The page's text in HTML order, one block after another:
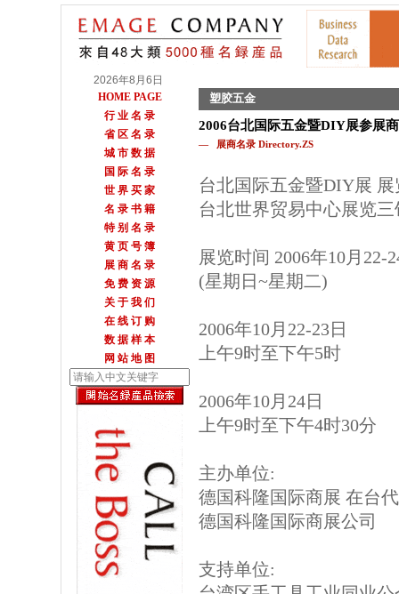
2026年8月6日
HOME PAGE
行 业 名 录
省 区 名 录
城 市 数 据
国 际 名 录
世 界 买 家
名 录 书 籍
特 别 名 录
黄 页 号 簿
展 商 名 录
免 费 资 源
关 于 我 们
在 线 订 购
数 据 样 本
网 站 地 图
塑胶五金
2006台北国际五金暨DIY展参展
— 展商名录 Directory.ZS
台北国际五金暨DIY展
台北世界贸易中心展览
展览时间 2006年10月22-
(星期日~星期二)
2006年10月22-23日
上午9时至下午5时
2006年10月24日
上午9时至下午4时30分
主办单位:
德国科隆国际商展 在台
德国科隆国际商展公司
支持单位: